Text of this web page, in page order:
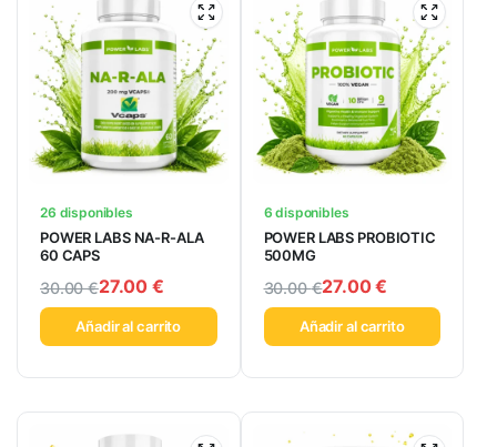
26 disponibles
POWER LABS NA-R-ALA
60 CAPS
30.00€27.00 €
Añadir al carrito
6 disponibles
POWER LABS PROBIOTIC
500MG
30.00€27.00€
Añadir al carrito